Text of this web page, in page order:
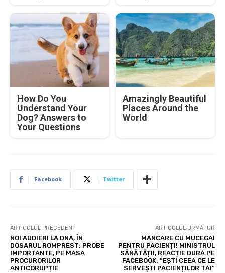
How Do You
Understand Your
Dog? Answers to
Your Questions
Amazingly Beautiful
Places Around the
World
Facebook Twitter
ARTICOLUL PRECEDENT
NOI AUDIERI LA DNA, ÎN
DOSARUL ROMPREST: PROBE
IMPORTANTE, PE MASA
PROCURORILOR
ANTICORUPȚIE
ARTICOLUL URMĂTOR
MANCARE CU MUCEGAI
PENTRU PACIENȚI! MINISTRUL
SĂNĂTĂȚII, REACȚIE DURĂ PE
FACEBOOK: ”EȘTI CEEA CE LE
SERVEȘTI PACIENȚILOR TĂI”